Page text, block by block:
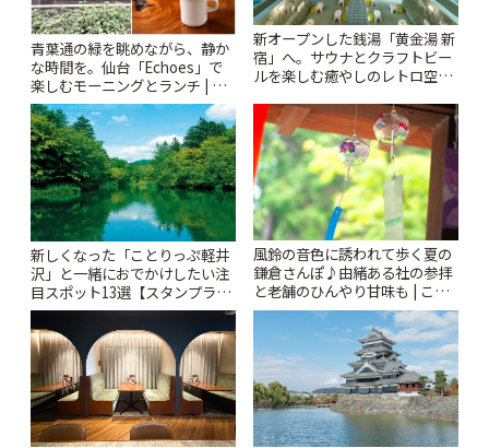
青葉通の緑を眺めながら、静か
な時間を。仙台「Echoes」で
楽しむモーニングとランチ | こ
とりっぷ
新オープンした銭湯「黄金湯 新
宿」へ。サウナとクラフトビー
ルを楽しむ癒やしのレトロ空間
新しくなった「ことりっぷ軽井
沢」と一緒におでかけしたい注
目スポット13選【スタンプラリ
ー開催中】 | ことりっぷ
風鈴の音色に誘われて歩く夏の
鎌倉さんぽ♪由緒ある社の参拝
と老舗のひんやり甘味も | こと
りっぷ